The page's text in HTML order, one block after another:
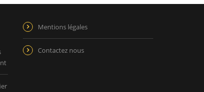
Mentions légales
Contactez nous